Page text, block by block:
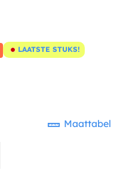
LAATSTE STUKS!
Maattabel